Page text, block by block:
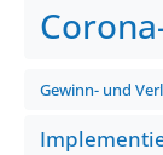
Gewinn- und